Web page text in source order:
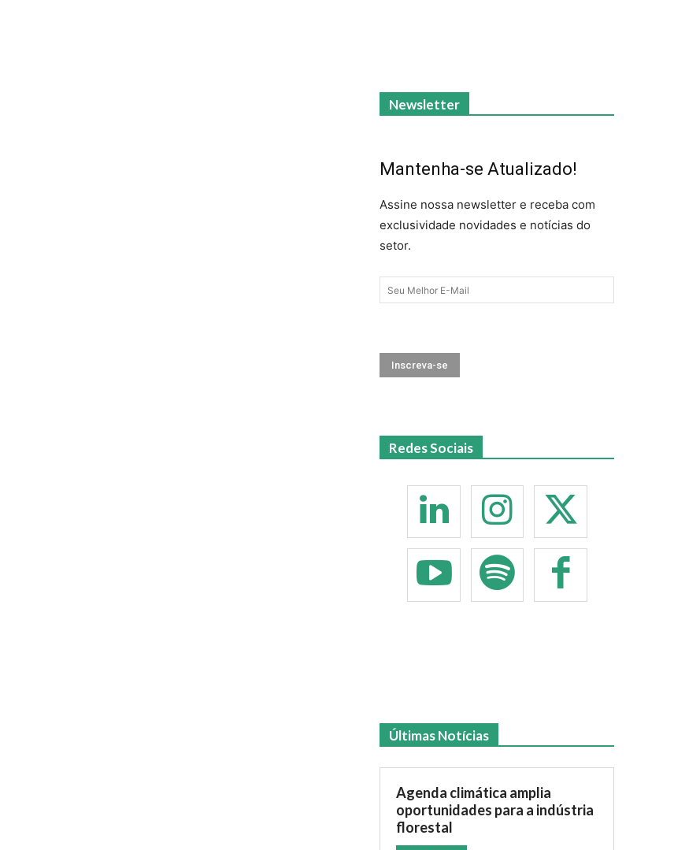
Newsletter
Mantenha-se Atualizado!
Assine nossa newsletter e receba com
exclusividade novidades e notícias do
setor.
Redes Sociais
Últimas Notícias
Agenda climática amplia
oportunidades para a indústria
florestal